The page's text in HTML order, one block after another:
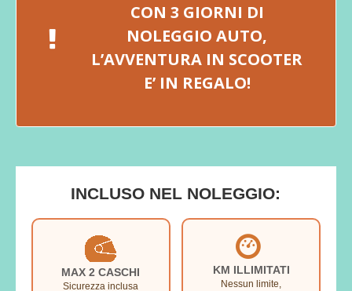
CON 3 GIORNI DI
NOLEGGIO AUTO,
L’AVVENTURA IN SCOOTER
E’ IN REGALO!
INCLUSO NEL NOLEGGIO:
MAX 2 CASCHI
Sicurezza inclusa
KM ILLIMITATI
Nessun limite,